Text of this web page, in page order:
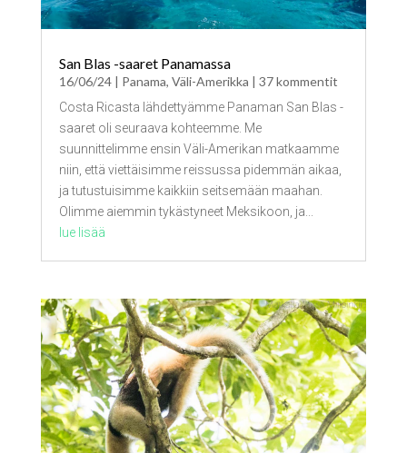
San Blas -saaret Panamassa
16/06/24| Panama, Väli-Amerikka | 37 kommentit
Costa Ricasta lähdettyämme Panaman San Blas -
saaret oli seuraava kohteemme. Me
suunnittelimme ensin Väli-Amerikan matkaamme
niin, että viettäisimme reissussa pidemmän aikaa,
ja tutustuisimme kaikkiin seitsemään maahan.
Olimme aiemmin tykästyneet Meksikoon, ja...
lue lisää